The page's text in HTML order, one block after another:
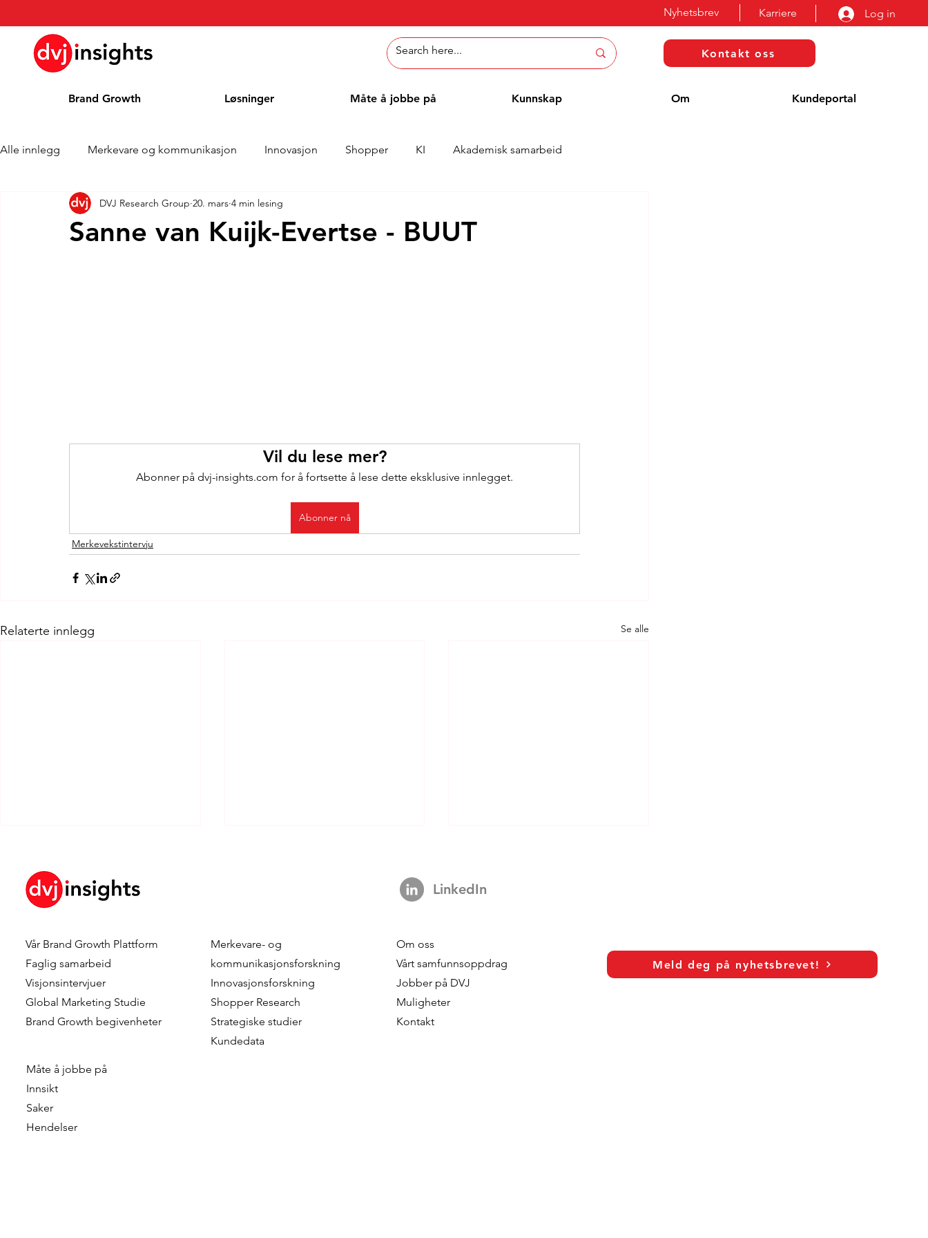
Karriere Log in
Nyhetsbrev
Kontakt oss
Brand Growth Løsninger Måte å jobbe på Kunnskap Om Kundeportal
Alle innlegg Merkevare og kommunikasjon Innovasjon Shopper KI Akademisk samarbeid
Merkevekstintervju Pressemelding Nyheter
Sanne van Kuijk-Evertse - BUUT
DVJ Research Group 20. mars 4 min lesing
Vil du lese mer?
Abonner på dvj-insights.com for å fortsette å lese dette eksklusive innlegget.
Abonner nå
Merkevekstintervju
Relaterte innlegg Se alle
Chris Kersbergen & Esther
Vernhout – Rabobank
Hanna Riberdahl - Brand
Marketing Sweden
Pernella Geluk - Geluk
Marketing
Vår Brand Growth Plattform
Faglig samarbeid
Visjonsintervjuer
Global Marketing Studie
Brand Growth begivenheter
Måte å jobbe på
Innsikt
Saker
Hendelser
Merkevare- og
kommunikasjonsforskning
Innovasjonsforskning
Shopper Research
Strategiske studier
Kundedata
LinkedIn
Om oss
Vårt samfunnsoppdrag
Jobber på DVJ
Muligheter
Kontakt
Meld deg på nyhetsbrevet!